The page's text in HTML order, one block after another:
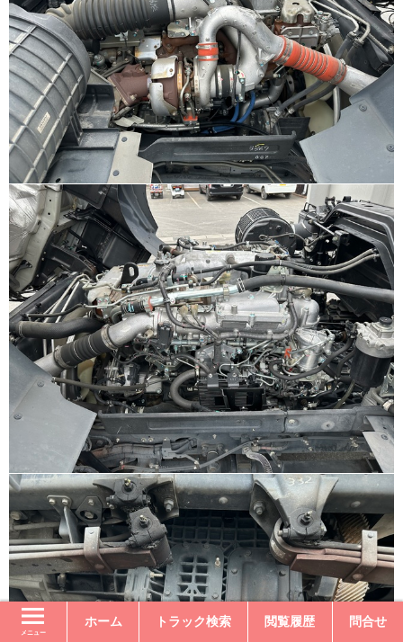
メニュー
ホーム トラック検索 閲覧履歴 問合せ